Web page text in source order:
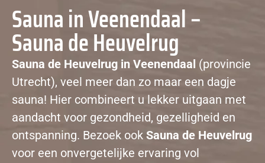
Sauna in Veenendaal –
Sauna de Heuvelrug
Sauna de Heuvelrug in Veenendaal (provincie
Utrecht), veel meer dan zo maar een dagje
sauna! Hier combineert u lekker uitgaan met
aandacht voor gezondheid, gezelligheid en
ontspanning. Bezoek ook Sauna de Heuvelrug
voor een onvergetelijke ervaring vol